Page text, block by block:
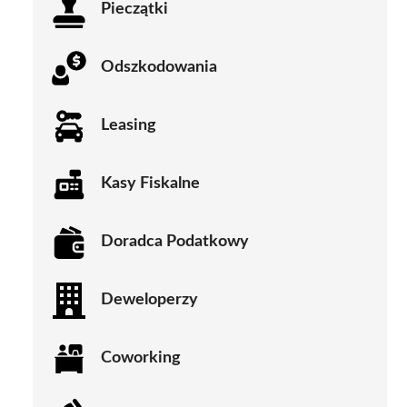
Pieczątki
Odszkodowania
Leasing
Kasy Fiskalne
Doradca Podatkowy
Deweloperzy
Coworking